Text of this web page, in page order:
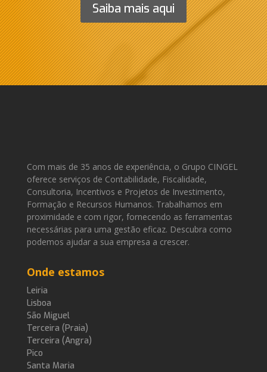
Saiba mais aqui
Com mais de 35 anos de experiência, o Grupo CINGEL
oferece serviços de Contabilidade, Fiscalidade,
Consultoria, Incentivos e Projetos de Investimento,
Formação e Recursos Humanos. Trabalhamos em
proximidade e com rigor, fornecendo as ferramentas
necessárias para uma gestão eficaz. Descubra como
podemos ajudar a sua empresa a crescer.
Onde estamos
Leiria
Lisboa
São Miguel
Terceira (Praia)
Terceira (Angra)
Pico
Santa Maria